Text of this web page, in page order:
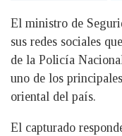
El ministro de
sus redes sociales
de la Policía
uno de los
oriental del país.
El capturado